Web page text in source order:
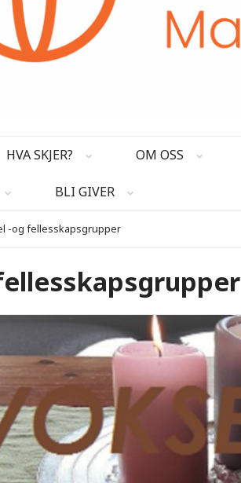
HVA SKJER? OM OSS
BLI GIVER
-og fellesskapsgrupper